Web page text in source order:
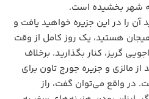
شهر بخشیده است.
را در این جزیره خواهید یافت و
هستید، یک روز کامل از وقت
گریز، کنار بگذارید. برخلاف
از مالزی و جزیره جورج تاون برای
در واقع می‌توان گفت، راز